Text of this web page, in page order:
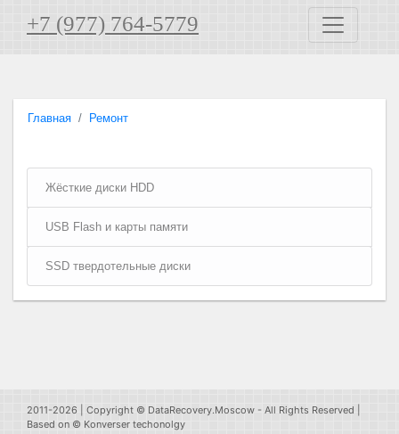
+7 (977) 764-5779
Главная Ремонт
Жёсткие диски HDD
USB Flash и карты памяти
SSD твердотельные диски
2011-2026 | Copyright © DataRecovery.Moscow - All Rights Reserved |
Based on © Konverser techonolgy